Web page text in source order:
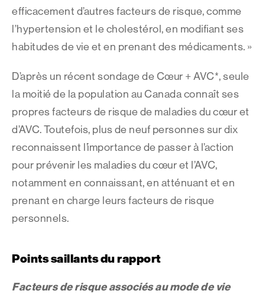
efficacement d’autres facteurs de risque, comme
l’hypertension et le cholestérol, en modifiant ses
habitudes de vie et en prenant des médicaments. »
D’après un récent sondage de Cœur + AVC*, seule
la moitié de la population au Canada connaît ses
propres facteurs de risque de maladies du cœur et
d’AVC. Toutefois, plus de neuf personnes sur dix
reconnaissent l’importance de passer à l’action
pour prévenir les maladies du cœur et l’AVC,
notamment en connaissant, en atténuant et en
prenant en charge leurs facteurs de risque
personnels.
Points saillants du rapport
Facteurs de risque associés au mode de vie